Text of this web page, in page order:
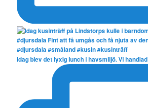
Idag blev det lyxig lunch i havsmiljö. Vi handlad